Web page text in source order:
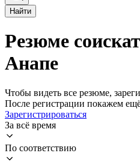
Найти
Резюме
Анапе
Чтобы видеть все резюме,
После регистрации покажем
Зарегистрироваться
За всё время
По соответствию